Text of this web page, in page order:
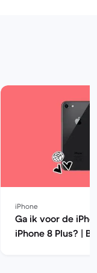
iPhone
Ga ik voor de
iPhone 8 Plus? |